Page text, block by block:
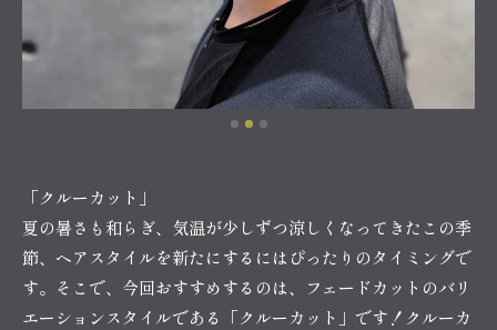
「クルーカット」
夏の暑さも和らぎ、気温が少しずつ涼しくなってきたこの季
節、ヘアスタイルを新たにするにはぴったりのタイミングで
す。そこで、今回おすすめするのは、フェードカットのバリ
エーションスタイルである「クルーカット」です！クルーカ